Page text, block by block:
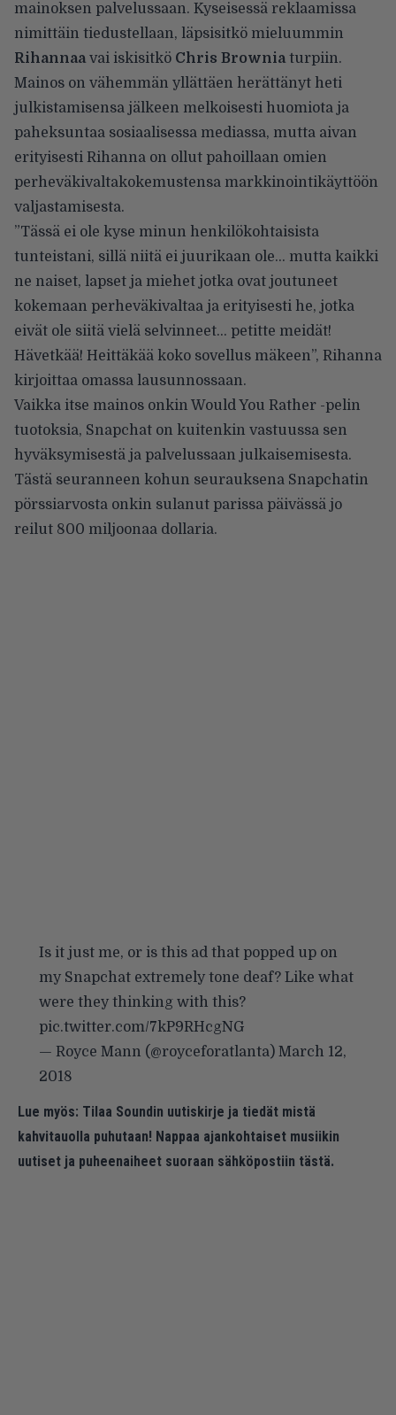
mainoksen palvelussaan. Kyseisessä reklaamissa
nimittäin tiedustellaan, läpsisitkö mieluummin
Rihannaavai iskisitkö Chris Browniaturpiin.
Mainos on vähemmän yllättäen herättänyt heti
julkistamisensa jälkeen melkoisesti huomiota ja
paheksuntaa sosiaalisessa mediassa, mutta aivan
erityisesti Rihanna on ollut pahoillaan omien
perheväkivaltakokemustensa markkinointikäyttöön
valjastamisesta.
”Tässä ei ole kyse minun henkilökohtaisista
tunteistani, sillä niitä ei juurikaan ole… mutta kaikki
ne naiset, lapset ja miehet jotka ovat joutuneet
kokemaan perheväkivaltaa ja erityisesti he, jotka
eivät ole siitä vielä selvinneet… petitte meidät!
Hävetkää! Heittäkää koko sovellus mäkeen”, Rihanna
kirjoittaa omassa lausunnossaan.
Vaikka itse mainos onkin Would You Rather -pelin
tuotoksia, Snapchat on kuitenkin vastuussa sen
hyväksymisestä ja palvelussaan julkaisemisesta.
Tästä seuranneen kohun seurauksena Snapchatin
pörssiarvosta onkin sulanut parissa päivässä jo
reilut 800 miljoonaa dollaria.
Is it just me, or is this ad that popped up on
my Snapchat extremely tone deaf? Like what
were they thinking with this?
pic.twitter.com/7kP9RHcgNG
— Royce Mann (@royceforatlanta) March 12,
2018
Lue myös: Tilaa Soundin uutiskirje ja tiedät mistä
kahvitauolla puhutaan! Nappaa ajankohtaiset musiikin
uutiset ja puheenaiheet suoraan sähköpostiin tästä.